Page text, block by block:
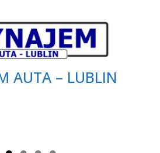
AUTA – LUBLIN